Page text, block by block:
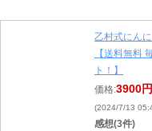
乙村式にん
【送料無料
ト！】
価格:3900円
(2024/7/13
感想(3件)